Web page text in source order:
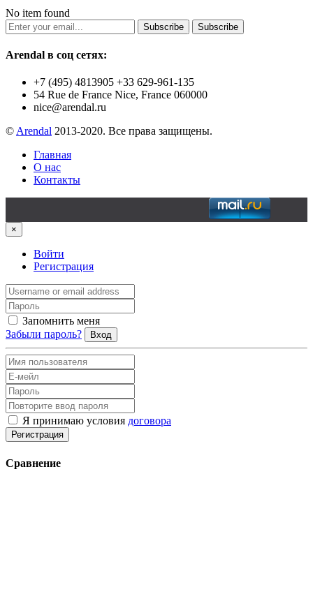
No item found
Subscribe Subscribe
Arendal в соц сетях:
+7 (495) 4813905 +33 629-961-135
54 Rue de France Nice, France 060000
nice@arendal.ru
©Arendal 2013-2020. Все права защищены.
Главная
О нас
Контакты
×
Войти
Регистрация
Запомнить меня
Забыли пароль?
Вход
Я принимаю условия договора
Регистрация
Сравнение